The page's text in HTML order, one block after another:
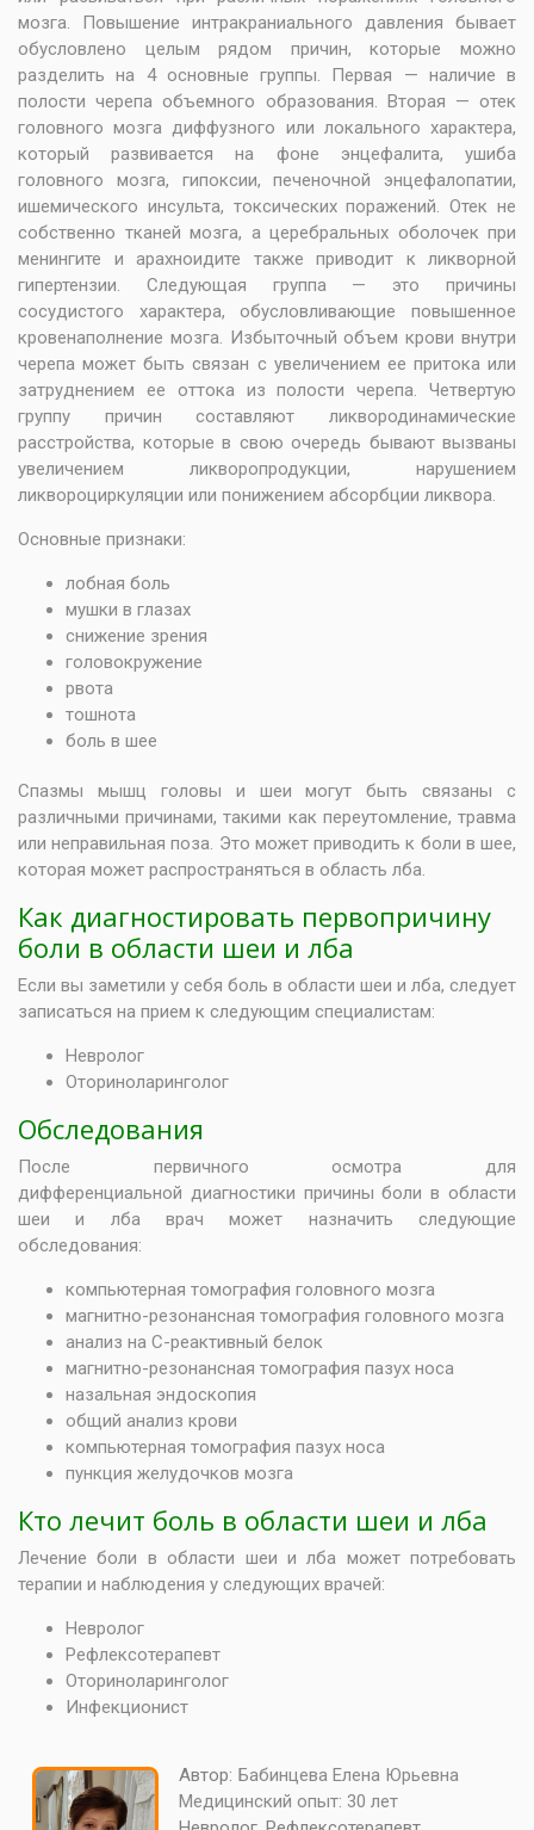
мозга. Повышение интракраниального давления бывает
обусловлено целым рядом причин, которые можно
разделить на 4 основные группы. Первая — наличие в
полости черепа объемного образования. Вторая — отек
головного мозга диффузного или локального характера,
который развивается на фоне энцефалита, ушиба
головного мозга, гипоксии, печеночной энцефалопатии,
ишемического инсульта, токсических поражений. Отек не
собственно тканей мозга, а церебральных оболочек при
менингите и арахноидите также приводит к ликворной
гипертензии. Следующая группа — это причины
сосудистого характера, обусловливающие повышенное
кровенаполнение мозга. Избыточный объем крови внутри
черепа может быть связан с увеличением ее притока или
затруднением ее оттока из полости черепа. Четвертую
группу причин составляют ликвородинамические
расстройства, которые в свою очередь бывают вызваны
увеличением ликворопродукции, нарушением
ликвороциркуляции или понижением абсорбции ликвора.
Основные признаки:
лобная боль
мушки в глазах
снижение зрения
головокружение
рвота
тошнота
боль в шее
Спазмы мышц головы и шеи могут быть связаны с
различными причинами, такими как переутомление, травма
или неправильная поза. Это может приводить к боли в шее,
которая может распространяться в область лба.
Как диагностировать первопричину
боли в области шеи и лба
Если вы заметили у себя боль в области шеи и лба, следует
записаться на прием к следующим специалистам:
Невролог
Оториноларинголог
Обследования
После первичного осмотра для
дифференциальной диагностики причины боли в области
шеи и лба врач может назначить следующие
обследования:
компьютерная томография головного мозга
магнитно-резонансная томография головного мозга
анализ на С-реактивный белок
магнитно-резонансная томография пазух носа
назальная эндоскопия
общий анализ крови
компьютерная томография пазух носа
пункция желудочков мозга
Кто лечит боль в области шеи и лба
Лечение боли в области шеи и лба может потребовать
терапии и наблюдения у следующих врачей:
Невролог
Рефлексотерапевт
Оториноларинголог
Инфекционист
Автор: Бабинцева Елена Юрьевна
Медицинский опыт: 30 лет